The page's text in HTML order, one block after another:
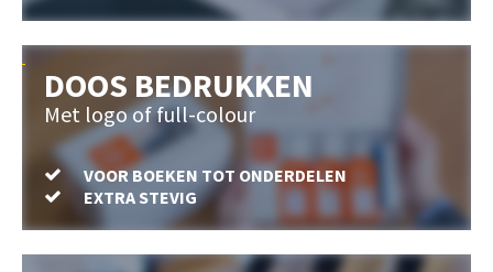
DOOS BEDRUKKEN
Met logo of full-colour
VOOR BOEKEN TOT ONDERDELEN
EXTRA STEVIG